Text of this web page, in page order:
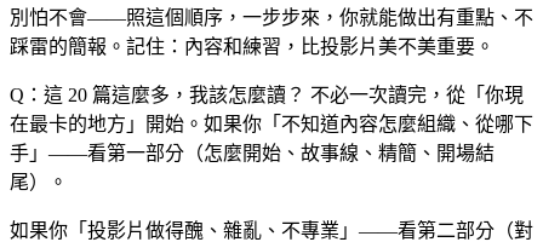
別怕不會——照這個順序，一步步來，你就能做出有重點、不
踩雷的簡報。記住：內容和練習，比投影片美不美重要。
Q：這 20 篇這麼多，我該怎麼讀？ 不必一次讀完，從「你現
在最卡的地方」開始。如果你「不知道內容怎麼組織、從哪下
手」——看第一部分（怎麼開始、故事線、精簡、開場結
尾）。
如果你「投影片做得醜、雜亂、不專業」——看第二部分（對